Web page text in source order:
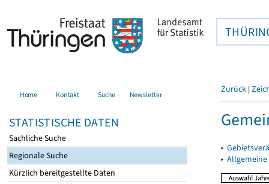
Home Kontakt Suche Newsletter
STATISTISCHE DATEN
Sachliche Suche
Regionale Suche
Kürzlich bereitgestellte Daten
Zurück |
▸
▸